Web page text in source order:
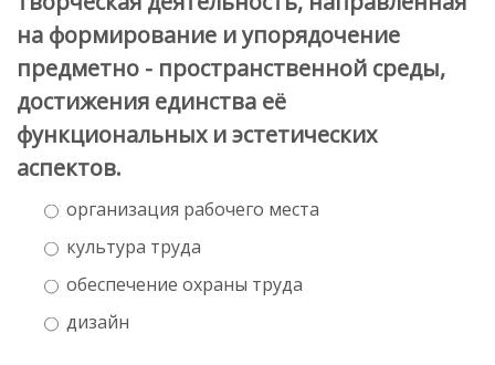
на формирование и упорядочение
предметно - пространственной среды,
достижения единства её
функциональных и эстетических
аспектов.
организация рабочего места
культура труда
обеспечение охраны труда
дизайн